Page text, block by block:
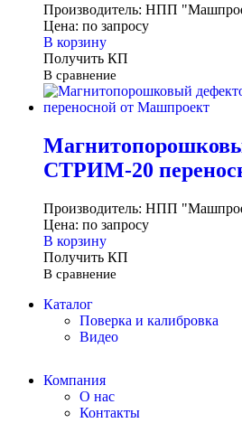
Производитель: НПП
Цена: по запросу
В корзину
Получить КП
В сравнение
СТРИМ-20
Производитель: НПП
Цена: по запросу
В корзину
Получить КП
В сравнение
Каталог
Поверка и калибровка
Видео
Компания
О нас
Контакты